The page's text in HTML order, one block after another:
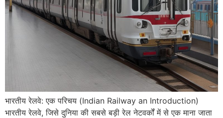
भारतीय रेलवे: एक परिचय (Indian Railway an Introduction)
भारतीय रेलवे, जिसे दुनिया की सबसे बड़ी रेल नेटवर्कों में से एक माना जाता